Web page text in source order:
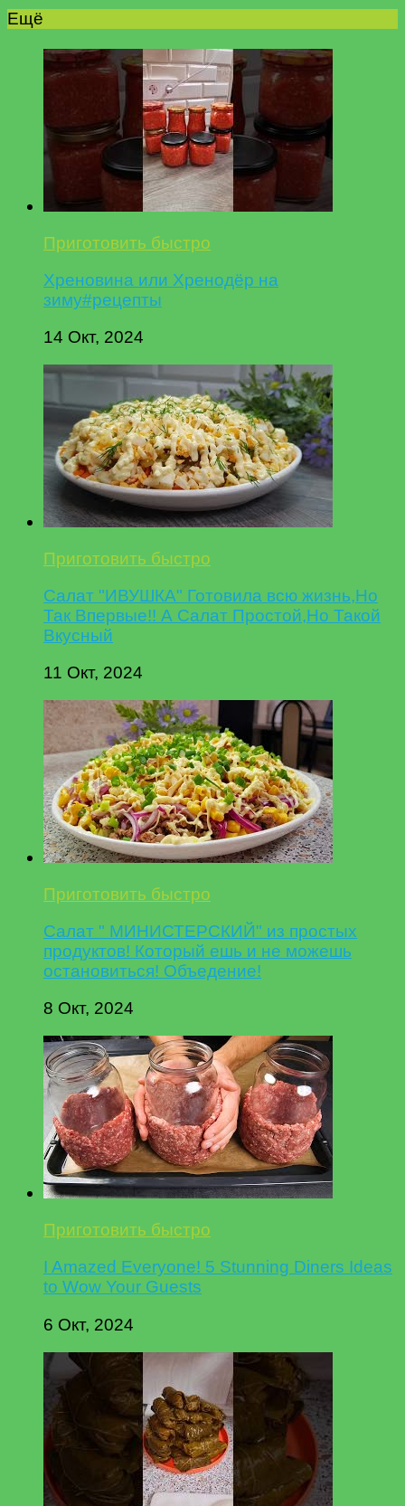
Ещё
Приготовить быстро
Хреновина или Хренодёр на
зиму#рецепты
14 Окт, 2024
Приготовить быстро
Салат "ИВУШКА" Готовила всю жизнь,Но
Так Впервые!! А Салат Простой,Но Такой
Вкусный
11 Окт, 2024
Приготовить быстро
Салат " МИНИСТЕРСКИЙ" из простых
продуктов! Который ешь и не можешь
остановиться! Объедение!
8 Окт, 2024
Приготовить быстро
I Amazed Everyone! 5 Stunning Diners Ideas
to Wow Your Guests
6 Окт, 2024